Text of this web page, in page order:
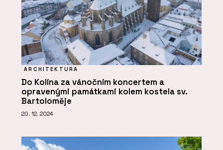
ARCHITEKTURA
Do Kolína za vánočním koncertem a
opravenými památkami kolem kostela sv.
Bartoloměje
20. 12. 2024